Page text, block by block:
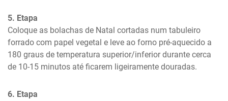
5. Etapa
Coloque as bolachas de Natal cortadas num tabuleiro
forrado com papel vegetal e leve ao forno pré-aquecido a
180 graus de temperatura superior/inferior durante cerca
de 10-15 minutos até ficarem ligeiramente douradas.
6. Etapa